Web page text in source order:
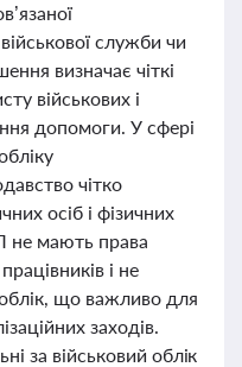
служби чи
визначає чіткі
військових і
допомоги. У сфері
чітко
осіб і фізичних
не мають права
і не
облік, що важливо для
заходів.
за військовий облік